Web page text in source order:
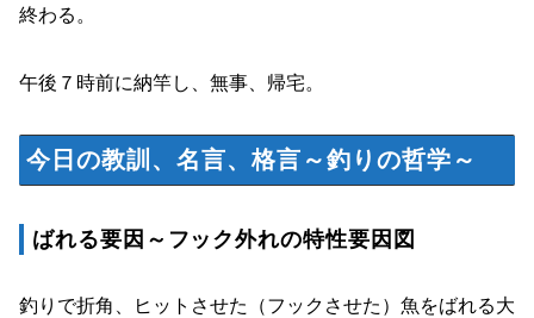
終わる。
午後７時前に納竿し、無事、帰宅。
今日の教訓、名言、格言～釣りの哲学～
ばれる要因～フック外れの特性要因図
釣りで折角、ヒットさせた（フックさせた）魚をばれる大